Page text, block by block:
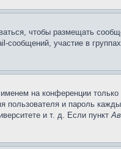
чтобы размещать
участие в
на конференции
пользователя и пароль
и т. д. Если пункт